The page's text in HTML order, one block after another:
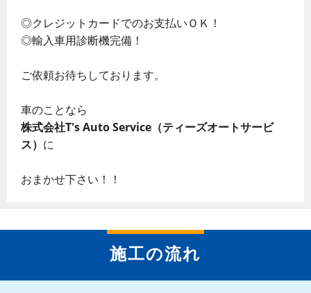
◎クレジットカードでのお支払いＯＫ！
◎輸入車用診断機完備！
ご依頼お待ちしております。
車のことなら
株式会社T's Auto Service（ティーズオートサービ
ス） に
おまかせ下さい！！
施工の流れ